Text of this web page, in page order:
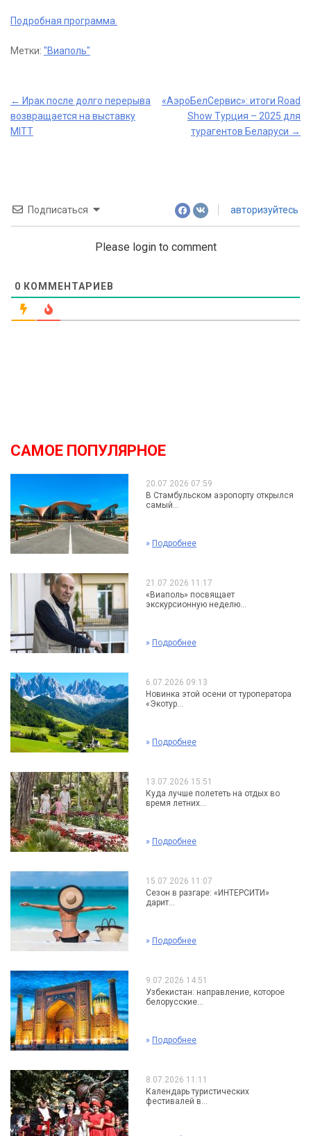
Подробная программа.
Метки: "Виаполь"
Post
navigation
← Ирак после долго перерыва
возвращается на выставку
MITT
«АэроБелСервис»: итоги Road
Show Турция – 2025 для
турагентов Беларуси →
Подписаться авторизуйтесь
Please login to comment
0 КОММЕНТАРИЕВ
САМОЕ ПОПУЛЯРНОЕ
20.07.2026 07:59
В Стамбульском аэропорту открылся
самый...
» Подробнее
21.07.2026 11:17
«Виаполь» посвящает
экскурсионную неделю...
» Подробнее
6.07.2026 09:13
Новинка этой осени от туроператора
«Экотур...
» Подробнее
13.07.2026 15:51
Куда лучше полететь на отдых во
время летних...
» Подробнее
15.07.2026 11:07
Сезон в разгаре: «ИНТЕРСИТИ»
дарит...
» Подробнее
9.07.2026 14:51
Узбекистан: направление, которое
белорусские...
» Подробнее
8.07.2026 11:11
Календарь туристических
фестивалей в...